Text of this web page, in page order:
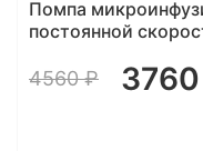
Помпа
постоянной
4560 ₽